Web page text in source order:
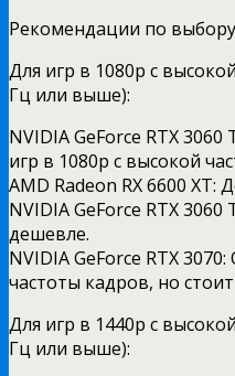
Рекомендации по
Для игр в 1080p с
Гц или выше):
NVIDIA GeForce RTX
игр в 1080p с высокой
AMD Radeon RX 6600 XT:
NVIDIA GeForce RTX
дешевле.
NVIDIA GeForce RTX
частоты кадров, но
Для игр в 1440p с
Гц или выше):